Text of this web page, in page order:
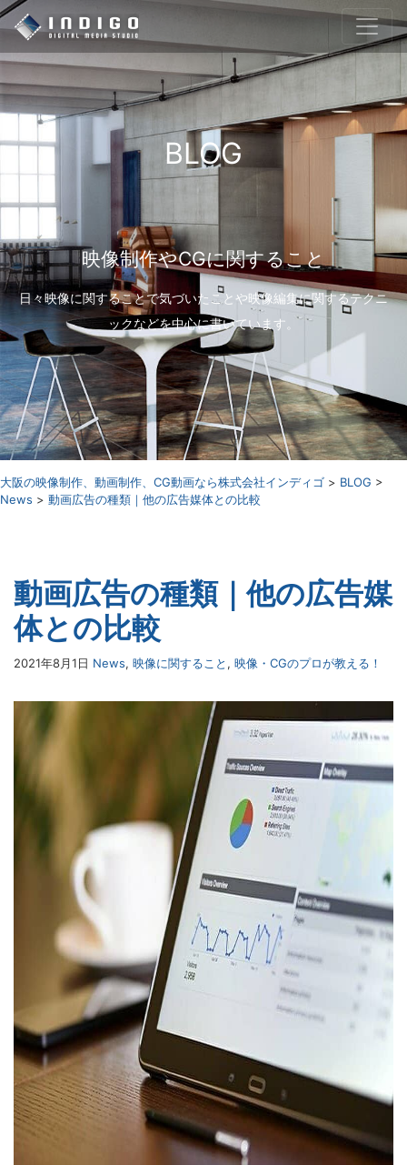
BLOG
映像制作やCGに関すること
日々映像に関することで気づいたことや映像編集に関するテクニ
ックなどを中心に書いています。
⼤阪の映像制作、動画制作、CG動画なら株式会社インディゴ > BLOG >
News > 動画広告の種類｜他の広告媒体との比較
動画広告の種類｜他の広告媒
体との比較
2021年8月1日 News, 映像に関すること , 映像・CGのプロが教える！